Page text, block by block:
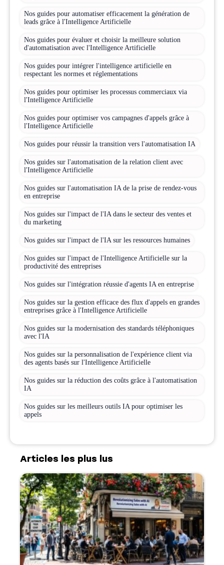
Nos guides pour automatiser efficacement la génération de
leads grâce à l'Intelligence Artificielle
Nos guides pour évaluer et choisir la meilleure solution
d'automatisation avec l'Intelligence Artificielle
Nos guides pour intégrer l'intelligence artificielle en
respectant les normes et réglementations
Nos guides pour optimiser les processus commerciaux via
l'Intelligence Artificielle
Nos guides pour optimiser vos campagnes d'appels grâce à
l'Intelligence Artificielle
Nos guides pour réussir la transition vers l'automatisation IA
Nos guides sur l'automatisation de la relation client avec
l'Intelligence Artificielle
Nos guides sur l'automatisation IA de la prise de rendez-vous
en entreprise
Nos guides sur l'impact de l'IA dans le secteur des ventes et
du marketing
Nos guides sur l'impact de l'IA sur les ressources humaines
Nos guides sur l'impact de l'Intelligence Artificielle sur la
productivité des entreprises
Nos guides sur l'intégration réussie d'agents IA en entreprise
Nos guides sur la gestion efficace des flux d'appels en grandes
entreprises grâce à l'Intelligence Artificielle
Nos guides sur la modernisation des standards téléphoniques
avec l'IA
Nos guides sur la personnalisation de l'expérience client via
des agents basés sur l'Intelligence Artificielle
Nos guides sur la réduction des coûts grâce à l'automatisation
IA
Nos guides sur les meilleurs outils IA pour optimiser les
appels
Articles les plus lus